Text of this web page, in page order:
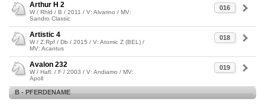
016
Arthur H 2
W / Rhld / B / 2011 / V: Alvarino / MV:
Sandro Classic
018
Artistic 4
W / Z.Rpf / Db / 2015 / V: Atomic Z (BEL) /
MV: Acantus
019
Avalon 232
W / Hafl. / F / 2003 / V: Andiamo / MV:
Apoll
B - PFERDENAME